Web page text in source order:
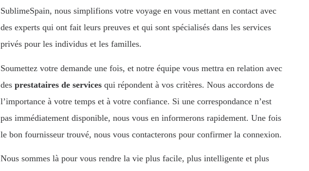
SublimeSpain, nous simplifions votre voyage en vous mettant en contact avec
des experts qui ont fait leurs preuves et qui sont spécialisés dans les services
privés pour les individus et les familles.
Soumettez votre demande une fois, et notre équipe vous mettra en relation avec
des prestataires de services qui répondent à vos critères. Nous accordons de
l’importance à votre temps et à votre confiance. Si une correspondance n’est
pas immédiatement disponible, nous vous en informerons rapidement. Une fois
le bon fournisseur trouvé, nous vous contacterons pour confirmer la connexion.
Nous sommes là pour vous rendre la vie plus facile, plus intelligente et plus